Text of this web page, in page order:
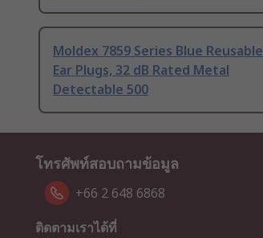
Moldex 7859 Series Blue Reusable
Ear Plugs, 32 dB Rated Metal
Detectable 500
โทรศัพท์สอบถามข้อมูล
+66 2 648 6868
ติดตามเราได้ที่